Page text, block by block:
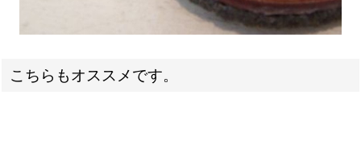
こちらもオススメです。